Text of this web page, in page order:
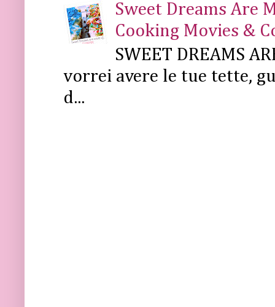
Sweet Dreams Are
Cooking Movies &
SWEET DREAMS
vorrei avere le tue tette,
d...